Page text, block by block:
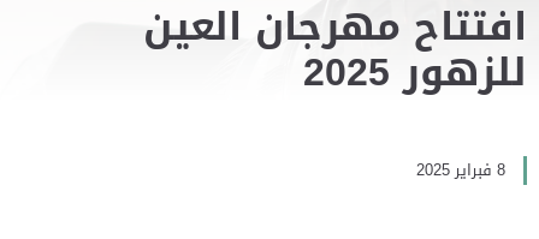
افتتاح مهرجان العين
للزهور 2025
8 فبراير 2025